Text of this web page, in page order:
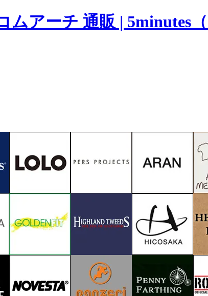
アーチ 通販 | 5minutes